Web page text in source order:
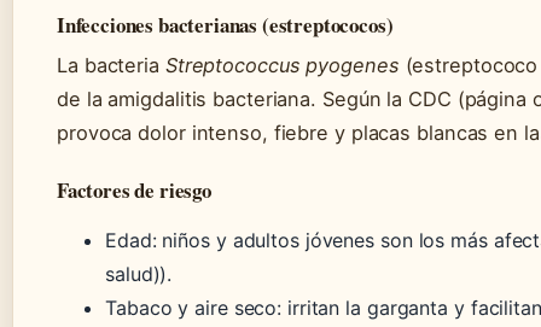
Infecciones bacterianas (estreptococos)
La bacteria Streptococcus pyogenes
de la amigdalitis bacteriana. Según la CDC
provoca dolor intenso, fiebre y placas blancas en
Factores de riesgo
Edad: niños y adultos jóvenes son los más
salud)).
Tabaco y aire seco: irritan la garganta y